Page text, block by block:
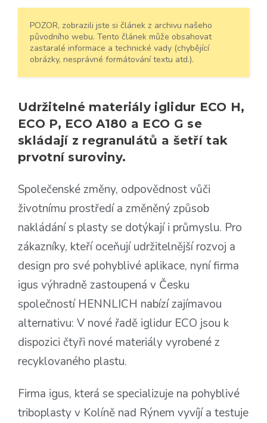
POZOR, zobrazili jste si článek z archivu našeho
původního webu. Tento článek může obsahovat
zastaralé informace a technické vady (chybějící
obrázky, nesprávné formátování textu atd.).
Udržitelné materiály iglidur ECO H,
ECO P, ECO A180 a ECO G se
skládají z regranulátů a šetří tak
prvotní suroviny.
Společenské změny, odpovědnost vůči
životnímu prostředí a změněný způsob
nakládání s plasty se dotýkají i průmyslu. Pro
zákazníky, kteří oceňují udržitelnější rozvoj a
design pro své pohyblivé aplikace, nyní firma
igus výhradně zastoupená v Česku
společností HENNLICH nabízí zajímavou
alternativu: V nové řadě iglidur ECO jsou k
dispozici čtyři nové materiály vyrobené z
recyklovaného plastu.
Firma igus, která se specializuje na pohyblivé
triboplasty v Kolíně nad Rýnem vyvíjí a testuje